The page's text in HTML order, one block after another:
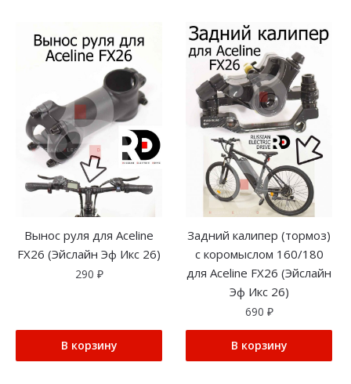
Вынос руля для Aceline
FX26 (Эйслайн Эф Икс 26)
290 ₽
В корзину
Задний калипер (тормоз)
с коромыслом 160/180
для Aceline FX26 (Эйслайн
Эф Икс 26)
690 ₽
В корзину